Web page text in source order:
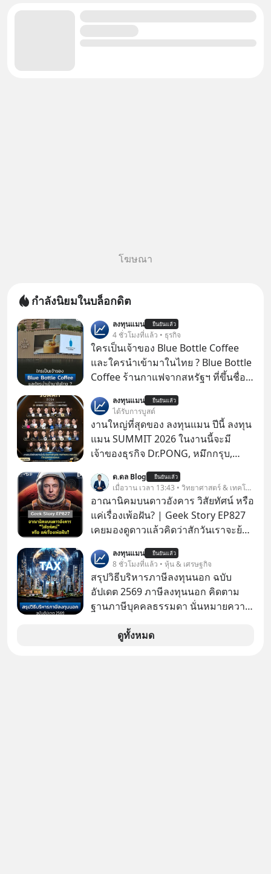
โฆษณา
กำลังนิยมในบล็อกดิต
ลงทุนแมน ยืนยันแล้ว
4 ชั่วโมงที่แล้ว • ธุรกิจ
ใครเป็นเจ้าของ Blue Bottle Coffee
และใครนำเข้ามาในไทย ? Blue Bottle
Coffee ร้านกาแฟจากสหรัฐฯ ที่ขึ้นชื่อ
แรกในประเทศไทย ที่ Central Park
ลงทุนแมน ยืนยันแล้ว
ได้รับการบูสต์
งานใหญ่ที่สุดของ ลงทุนแมน ปีนี้ ลงทุน
แมน SUMMIT 2026 ในงานนี้จะมี
เจ้าของธุรกิจ Dr.PONG, หมึกกรุบ,
Fastwork, MizuMi, KARMART, อิชิตัน
มาแชร์ความรู้การสร้างธุรกิจ
ด.ดล Blog ยืนยันแล้ว
เมื่อวาน เวลา 13:43 • วิทยาศาสตร์ & เทคโนโลยี
อาณานิคมบนดาวอังคาร วิสัยทัศน์ หรือ
แค่เรื่องเพ้อฝัน? | Geek Story EP827
เคยมองดูดาวแล้วคิดว่าสักวันเราจะย้าย
หรือ Jeff Bezos บอกไว้หรือเปล่า ภาพ
ฝันที่มหาเศรษฐีซิลิคอนแวลลีย์วาดไว้ว่า
มนุษย์นับล้านจะไปสร้างอาณานิคม
ใหม่ ล้อมรอบด้วยเทคโนโลยีสุดล้ำ อาจ
จะฟังดูน่าตื่นเต้น แต่ความจริงที่ถูกซ่อน
ไว้ใต้พรมคือ ดาวอังคารเป็นเพียงนรกที่
เต็มไปด้วยรังสีมรณะและฝุ่นพิษ แล้ว
ลงทุนแมน ยืนยันแล้ว
8 ชั่วโมงที่แล้ว • หุ้น & เศรษฐกิจ
สรุปวิธีบริหารภาษีลงทุนนอก ฉบับ
อัปเดต 2569 ภาษีลงทุนนอก คิดตาม
ฐานภาษีบุคคลธรรมดา นั่นหมายความ
ดูทั้งหมด